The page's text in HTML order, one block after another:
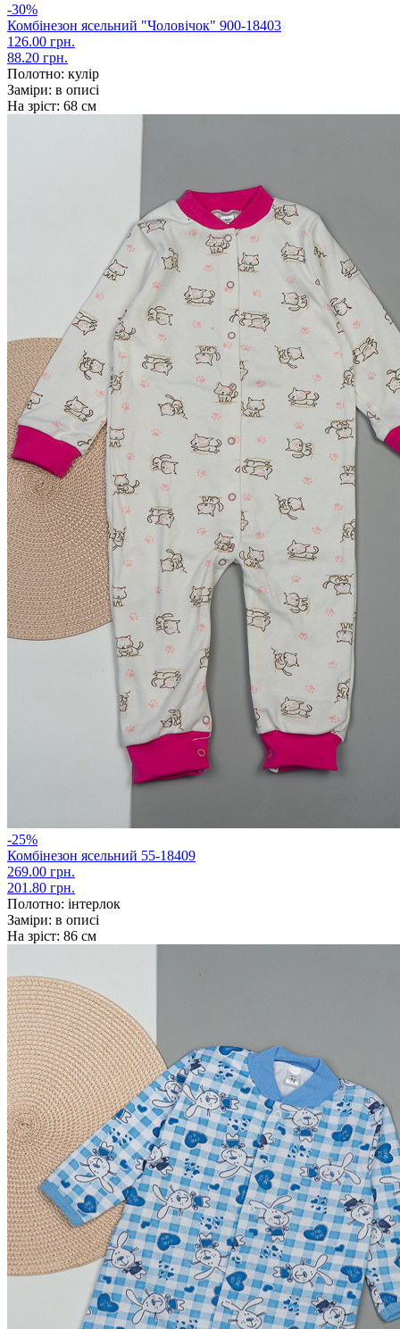
-30%
Комбінезон ясельний "Чоловічок" 900-18403
126.00 грн.
88.20 грн.
Полотно: кулір
Заміри: в описі
На зріст: 68 см
-25%
Комбінезон ясельний 55-18409
269.00 грн.
201.80 грн.
Полотно: інтерлок
Заміри: в описі
На зріст: 86 см